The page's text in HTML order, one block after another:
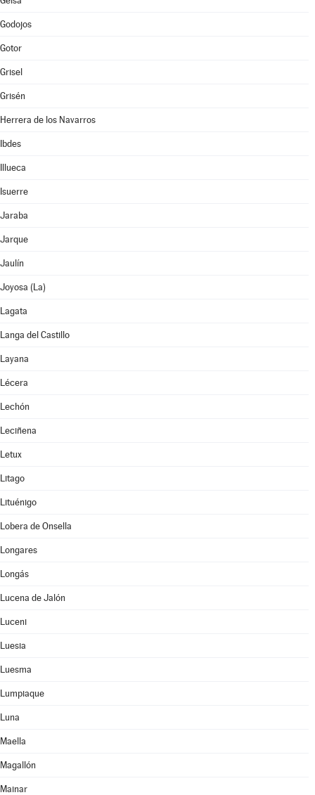
Godojos
Gotor
Grisel
Grisén
Herrera de los Navarros
Ibdes
Illueca
Isuerre
Jaraba
Jarque
Jaulín
Joyosa (La)
Lagata
Langa del Castillo
Layana
Lécera
Lechón
Leciñena
Letux
Litago
Lituénigo
Lobera de Onsella
Longares
Longás
Lucena de Jalón
Luceni
Luesia
Luesma
Lumpiaque
Luna
Maella
Magallón
Mainar